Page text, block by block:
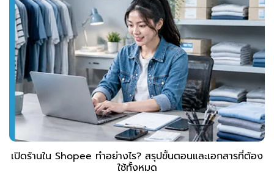
เปิดร้านใน Shopee ทำอย่างไร? สรุปขั้นตอนและเอกสารที่ต้อง
ใช้ทั้งหมด